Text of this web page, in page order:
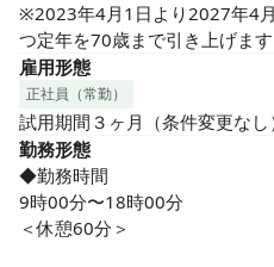
※2023年4月1日より2027年4
つ定年を70歳まで引き上げます
雇用形態
正社員（常勤）
試用期間３ヶ月（条件変更なし
勤務形態
◆勤務時間
9時00分〜18時00分
＜休憩60分＞